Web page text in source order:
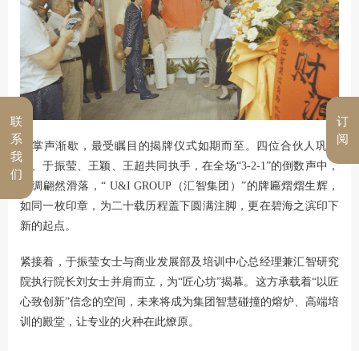
当掌声渐歇，最受瞩目的揭牌仪式如期而至。四位合伙人巩恩
光、于振莹、王颖、王超共同执手，在全场“3-2-1”的倒数声中，
红绸翩然滑落，“ U&I GROUP（汇智集团）”的牌匾熠熠生辉，
如同一枚印章，为二十载历程盖下圆满注脚，更在碧海之滨印下
新的起点。
紧接着，于振莹女士与商业发展部及培训中心总经理兼汇智研究
院执行院长刘女士并肩而立，为“匠心坊”揭幕。这方承载着“以匠
心致创新”信念的空间，未来将成为集团智慧碰撞的熔炉、高端培
训的殿堂，让专业的火种在此燎原。
订
阅
联
系
我
们